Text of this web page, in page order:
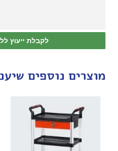
לקבלת ייעוץ
מוצרים נוספים